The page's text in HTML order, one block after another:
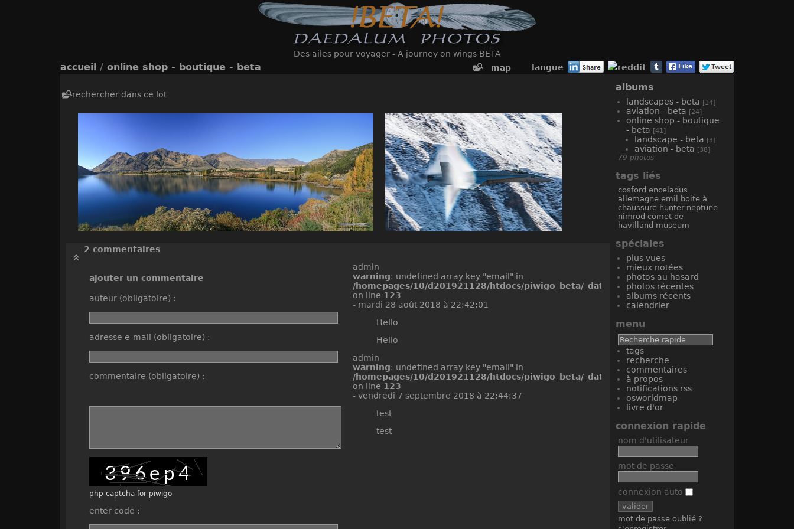
Des ailes pour voyager - A journey on wings BETA
map
langue
accueil / online shop - boutique - beta
rechercher dans ce lot
landscape - beta aviation - beta
2 commentaires
ajouter un commentaire
auteur (obligatoire) :
adresse e-mail (obligatoire) :
commentaire (obligatoire) :
php captcha for piwigo
enter code :
admin
warning: undefined array key "email" in
/homepages/10/d201921128/htdocs/piwigo_beta/_data/templates_c/
on line 123
- mardi 28 août 2018 à 22:42:01
Hello
Hello
admin
warning: undefined array key "email" in
/homepages/10/d201921128/htdocs/piwigo_beta/_data/templates_c/
on line 123
- vendredi 7 septembre 2018 à 22:44:37
test
test
albums
landscapes - beta [14]
aviation - beta [24]
online shop - boutique
- beta [41]
landscape - beta [3]
aviation - beta [38]
79 photos
tags liés
cosford enceladus
allemagne emil
boite à
chaussure hunter neptune
nimrod comet de
havilland museum
spéciales
plus vues
mieux notées
photos au hasard
photos récentes
albums récents
calendrier
menu
tags
recherche
commentaires
à propos
notifications rss
osworldmap
livre d'or
connexion rapide
nom d'utilisateur
mot de passe
connexion auto
mot de passe oublié ?